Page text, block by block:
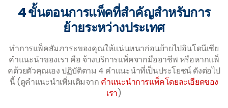
4 ขั้นตอนการแพ็คที่สำคัญสำหรับการ
ย้ายระหว่างประเทศ
ทำการแพ็คสัมภาระของคุณให้แน่นหนาก่อนย้ายไปอินโดนีเซีย
คำแนะนำของเรา คือ จ้างบริการแพ็คจากมืออาชีพ หรือหากแพ็
คด้วยตัวคุณเอง ปฏิบัติตาม 4 คำแนะนำที่เป็นประโยชน์ ดังต่อไป
นี้ (ดูคำแนะนำเพิ่มเติมจาก คำแนะนำการแพ็คโดยละเอียดของ
เรา)